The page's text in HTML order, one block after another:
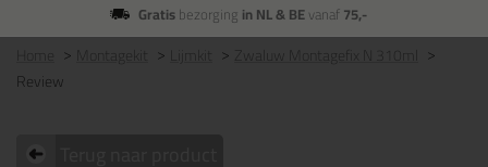
Gratisbezorging in NL & BEvanaf75,-
Zwaluw Montagefix N 310ml
Review